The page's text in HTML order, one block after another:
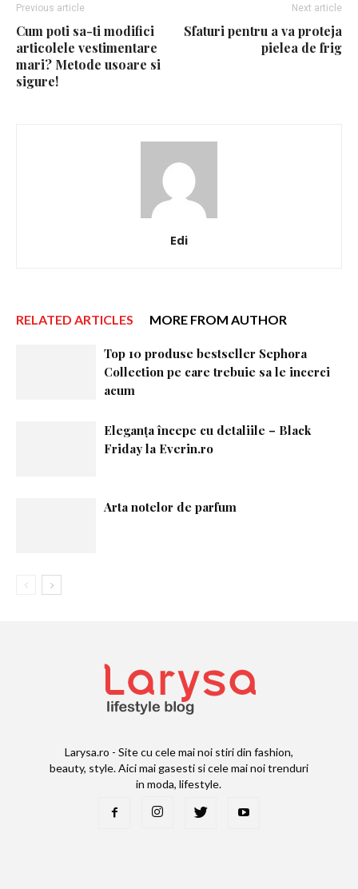
Previous article
Cum poti sa-ti modifici
articolele vestimentare
mari? Metode usoare si
sigure!
Next article
Sfaturi pentru a va proteja
pielea de frig
Edi
RELATED ARTICLES MORE FROM AUTHOR
Top 10 produse bestseller Sephora
Collection pe care trebuie sa le incerci
acum
Eleganța începe cu detaliile – Black
Friday la Everin.ro
Arta notelor de parfum
Larysa.ro - Site cu cele mai noi stiri din fashion,
beauty, style. Aici mai gasesti si cele mai noi trenduri
in moda, lifestyle.